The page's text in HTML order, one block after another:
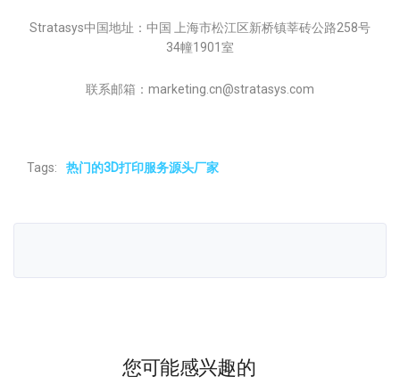
Stratasys中国地址：中国 上海市松江区新桥镇莘砖公路258号
34幢1901室
联系邮箱：marketing.cn@stratasys.com
Tags: 热门的3D打印服务源头厂家
您可能感兴趣的